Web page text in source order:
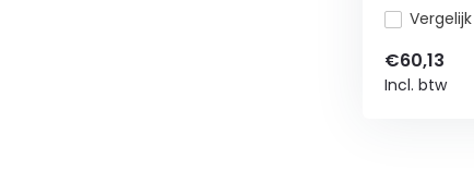
Vergelijk
€60,13
Incl. btw